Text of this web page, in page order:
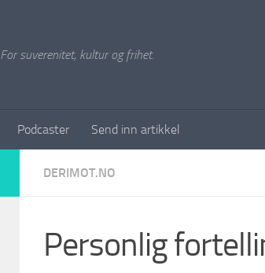
For suverenitet, kultur og frihet.
Podcaster Send inn artikkel
DERIMOT.NO
Personlig